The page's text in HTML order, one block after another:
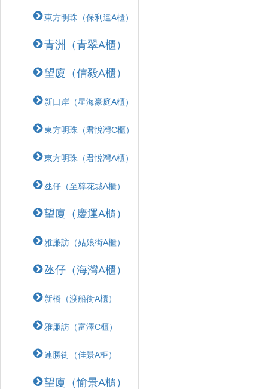
東方明珠（保利達A櫃）
青洲（青翠A櫃）
望廈（信毅A櫃）
新口岸（星海豪庭A櫃）
東方明珠（君悅灣C櫃）
東方明珠（君悅灣A櫃）
氹仔（至尊花城A櫃）
望廈（慶運A櫃）
雅廉訪（姑娘街A櫃）
氹仔（海灣A櫃）
新橋（渡船街A櫃）
雅廉訪（富澤C櫃）
連勝街（佳景A柜）
望廈（愉景A櫃）